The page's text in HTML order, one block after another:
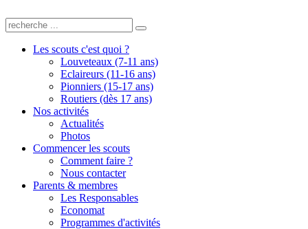
Les scouts c'est quoi ?
Louveteaux (7-11 ans)
Eclaireurs (11-16 ans)
Pionniers (15-17 ans)
Routiers (dès 17 ans)
Nos activités
Actualités
Photos
Commencer les scouts
Comment faire ?
Nous contacter
Parents & membres
Les Responsables
Economat
Programmes d'activités